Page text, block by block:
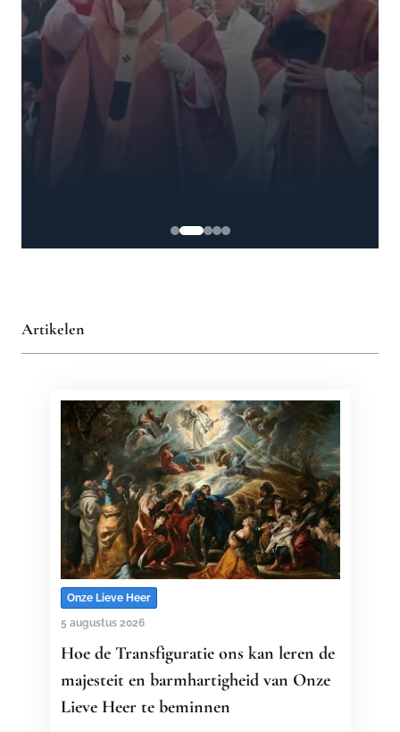
Artikelen
Onze Lieve Heer
5 augustus 2026
Hoe de Transfiguratie ons kan leren de
majesteit en barmhartigheid van Onze
Lieve Heer te beminnen